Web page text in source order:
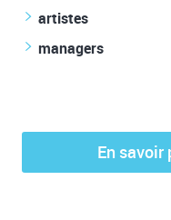
artistes
managers
En savoir